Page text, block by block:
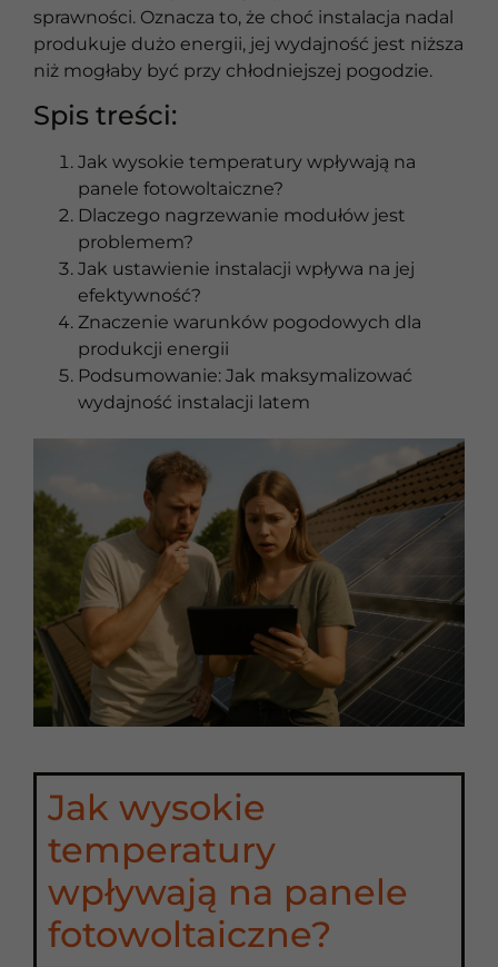
sprawności. Oznacza to, że choć instalacja nadal
produkuje dużo energii, jej wydajność jest niższa
niż mogłaby być przy chłodniejszej pogodzie.
Spis treści:
Jak wysokie temperatury wpływają na
panele fotowoltaiczne?
Dlaczego nagrzewanie modułów jest
problemem?
Jak ustawienie instalacji wpływa na jej
efektywność?
Znaczenie warunków pogodowych dla
produkcji energii
Podsumowanie: Jak maksymalizować
wydajność instalacji latem
Jak wysokie
temperatury
wpływają na panele
fotowoltaiczne?